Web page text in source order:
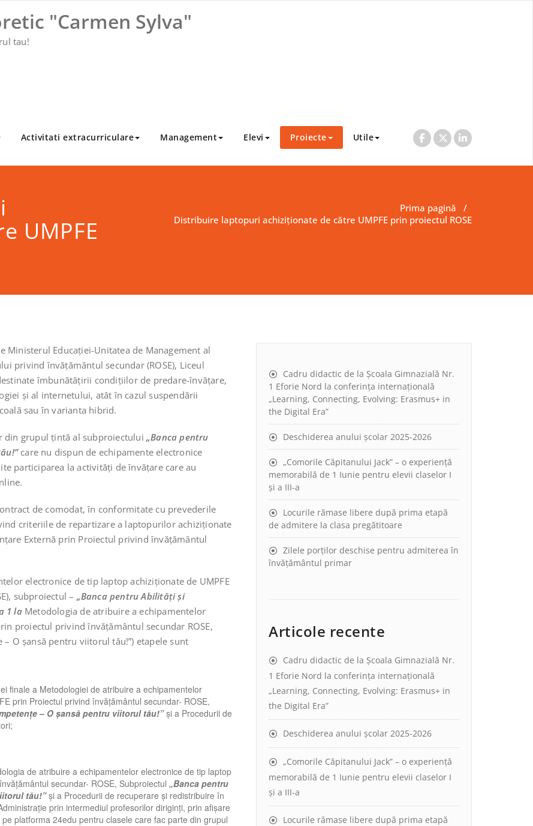
"Carmen Sylva"
tau!
Activitati extracurriculare Management Elevi Proiecte Utile
UMPFE
Prima pagină /
Distribuire laptopuri achiziționate de către UMPFE prin proiectul ROSE
Educației-Unitatea de Management al
privind învățământul secundar (ROSE), Liceul
îmbunătățirii condițiilor de predare-învățare,
și al internetului, atât în cazul suspendării
sau în varianta hibrid.
din grupul țintă al subproiectului„Banca pentru
care nu dispun de echipamente electronice
participarea la activități de învățare care au
de comodat, în conformitate cu prevederile
criteriile de repartizare a laptopurilor achiziționate
Externă prin Proiectul privind învățământul
electronice de tip laptop achiziționate de UMPFE
subproiectul – „Banca pentru Abilități și
1 la Metodologia de atribuire a echipamentelor
proiectul privind învățământul secundar ROSE,
O șansă pentru viitorul tău!”) etapele sunt
finale a Metodologiei de atribuire a echipamentelor
prin Proiectul privind învățământul secundar- ROSE,
– O șansă pentru viitorul tău!”și a Procedurii de
de atribuire a echipamentelor electronice de tip laptop
secundar- ROSE, Subproiectul „Banca pentru
tău!”și a Procedurii de recuperare și redistribuire în
prin intermediul profesorilor diriginți, prin afișare
platforma 24edu pentru clasele care fac parte din grupul
Cadru didactic de la Școala Gimnazială Nr.
1 Eforie Nord la conferința internațională
„Learning, Connecting, Evolving: Erasmus+ in
the Digital Era”
Deschiderea anului școlar 2025-2026
„Comorile Căpitanului Jack” – o experiență
memorabilă de 1 Iunie pentru elevii claselor I
și a III-a
Locurile rămase libere după prima etapă
de admitere la clasa pregătitoare
Zilele porților deschise pentru admiterea în
învățământul primar
Articole recente
Cadru didactic de la Școala Gimnazială Nr.
1 Eforie Nord la conferința internațională
„Learning, Connecting, Evolving: Erasmus+ in
the Digital Era”
Deschiderea anului școlar 2025-2026
„Comorile Căpitanului Jack” – o experiență
memorabilă de 1 Iunie pentru elevii claselor I
și a III-a
Locurile rămase libere după prima etapă